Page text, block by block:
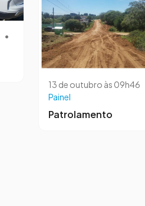
•
13 de outubro às 09h46
Painel
Patrolamento